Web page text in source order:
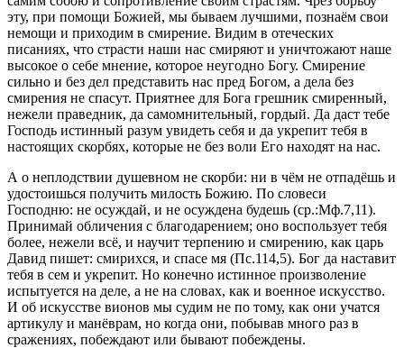
эту, при помощи Божией, мы бываем лучшими, познаём свои
немощи и приходим в смирение. Видим в отеческих
писаниях, что страсти наши нас смиряют и уничтожают наше
высокое о себе мнение, которое неугодно Богу. Смирение
сильно и без дел представить нас пред Богом, а дела без
смирения не спасут. Приятнее для Бога грешник смиренный,
нежели праведник, да самомнительный, гордый. Да даст тебе
Господь истинный разум увидеть себя и да укрепит тебя в
настоящих скорбях, которые не без воли Его находят на нас.
А о неплодствии душевном не скорби: ни в чём не отпадёшь и
удостоишься получить милость Божию. По словеси
Господню: не осуждай, и не осуждена будешь (ср.:Мф.7,11).
Принимай обличения с благодарением; оно воспользует тебя
более, нежели всё, и научит терпению и смирению, как царь
Давид пишет: смирихся, и спасе мя (Пс.114,5). Бог да наставит
тебя в сем и укрепит. Но конечно истинное произволение
испытуется на деле, а не на словах, как и военное искусство.
И об искусстве вионов мы судим не по тому, как они учатся
артикулу и манёврам, но когда они, побывав много раз в
сражениях, побеждают или бывают побеждены.